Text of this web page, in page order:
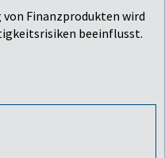
Finanzprodukten wird
beeinflusst.